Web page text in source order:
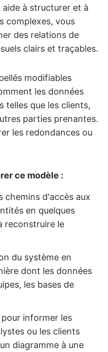
aide à structurer et à
complexes, vous
des relations de
clairs et traçables.
modifiables
les données
telles que les clients,
parties prenantes.
les redondances ou
ce modèle :
chemins d'accès aux
en quelques
reconstruire le
du système en
dont les données
les bases de
informer les
ou les clients
diagramme à une